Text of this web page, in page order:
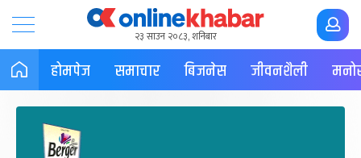
२३ साउन २०८३, शनिबार
होमपेज समाचार बिजनेस जीवनशैली